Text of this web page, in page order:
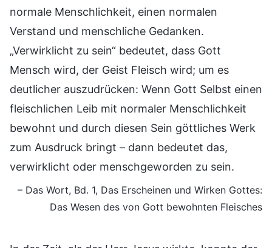
normale Menschlichkeit, einen normalen
Verstand und menschliche Gedanken.
„Verwirklicht zu sein“ bedeutet, dass Gott
Mensch wird, der Geist Fleisch wird; um es
deutlicher auszudrücken: Wenn Gott Selbst einen
fleischlichen Leib mit normaler Menschlichkeit
bewohnt und durch diesen Sein göttliches Werk
zum Ausdruck bringt – dann bedeutet das,
verwirklicht oder menschgeworden zu sein.
– Das Wort, Bd. 1, Das Erscheinen und Wirken Gottes:
Das Wesen des von Gott bewohnten Fleisches